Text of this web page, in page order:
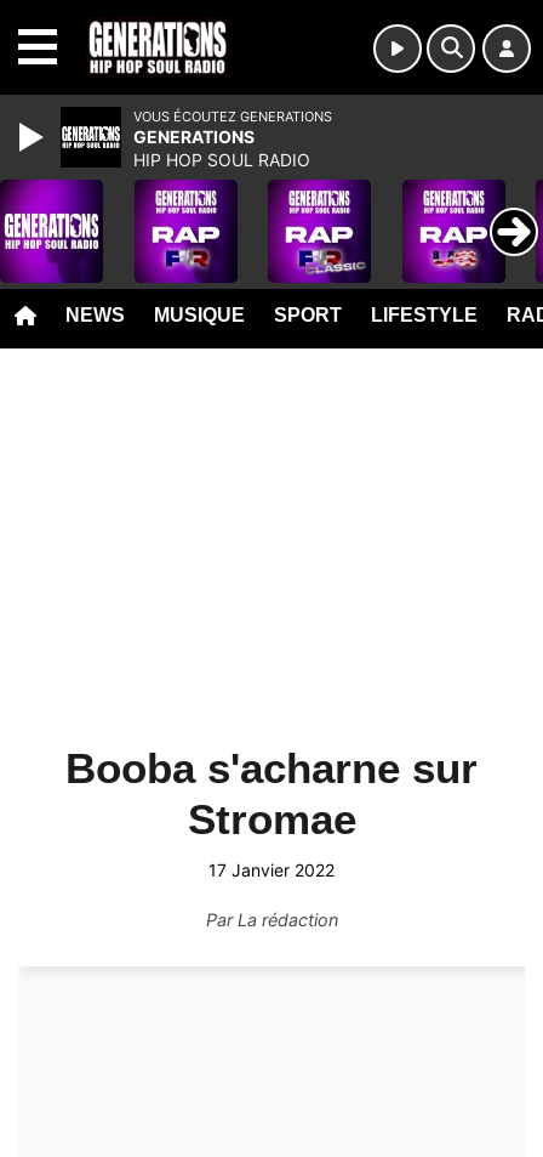
NEWS MUSIQUE SPORT LIFESTYLE
Booba s'acharne sur
Stromae
17 Janvier 2022
ParLa rédaction
VOUS ÉCOUTEZ GENERATIONS
GENERATIONS
HIP HOP SOUL RADIO